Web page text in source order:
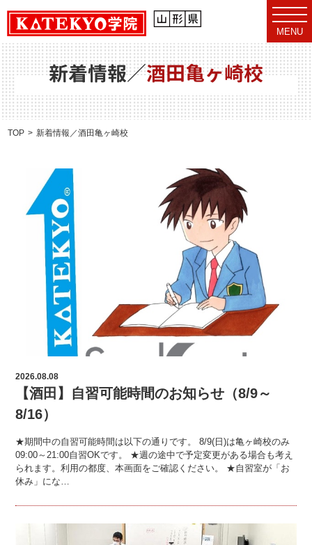
t
o
g
g
l
e
n
v
i
g
MENU
新着情報／酒田亀ヶ崎校
TOP 新着情報／酒田亀ヶ崎校
2026.08.08
【酒田】自習可能時間のお知らせ（8/9～
8/16）
★期間中の自習可能時間は以下の通りです。 8/9(日)は亀ヶ崎校のみ
09:00～21:00自習OKです。 ★週の途中で予定変更がある場合も考え
られます。利用の都度、本画面をご確認ください。 ★自習室が「お
休み」にな…